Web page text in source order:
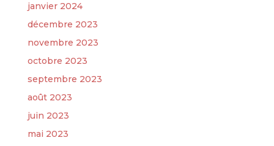
janvier 2024
décembre 2023
novembre 2023
octobre 2023
septembre 2023
août 2023
juin 2023
mai 2023